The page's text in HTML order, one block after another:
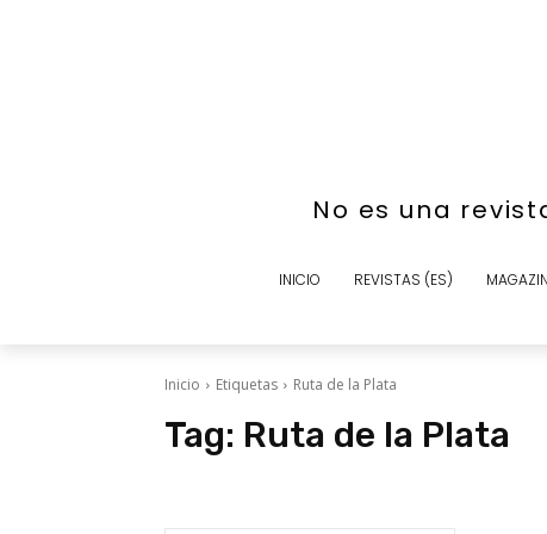
No es una
INICIO REVISTAS (ES)
Inicio Etiquetas Ruta de la Plata
Tag: Ruta de la Plata